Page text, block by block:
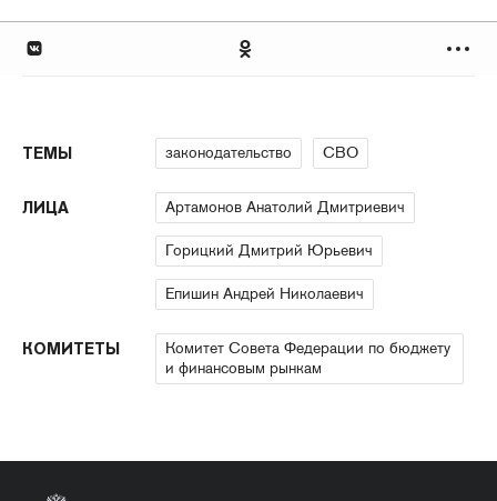
ТЕМЫ законодательство СВО
ЛИЦА Артамонов Анатолий Дмитриевич
Горицкий Дмитрий Юрьевич
Епишин Андрей Николаевич
КОМИТЕТЫ
Комитет Совета Федерации по бюджету
и финансовым рынкам